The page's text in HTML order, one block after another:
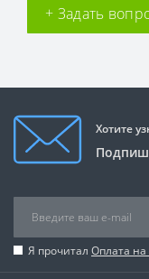
+ Задать
Хотите
Я прочитал Оплата на